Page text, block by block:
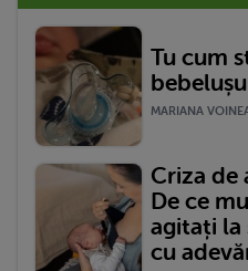
Tu cum
MARIANA
Criza de
De ce
agitați la
cu